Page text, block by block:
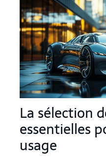
La sélection
essentielles
usage